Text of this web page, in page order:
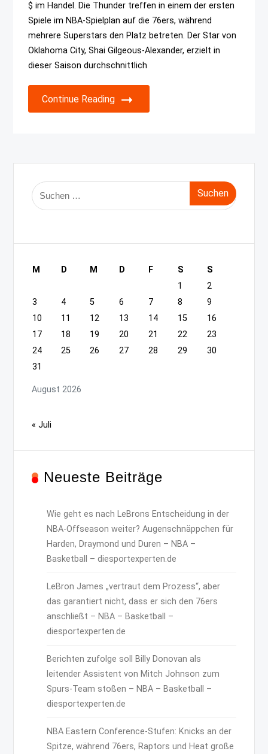
$ im Handel. Die Thunder treffen in einem der ersten
Spiele im NBA-Spielplan auf die 76ers, während
mehrere Superstars den Platz betreten. Der Star von
Oklahoma City, Shai Gilgeous-Alexander, erzielt in
dieser Saison durchschnittlich
Continue Reading
Suche
nach:
August 2026
M D M D F S
S
1
2
3
4 5 6 7 8
9
10
11 12 13 14 15
16
17
18 19 20 21 22
23
24
25 26 27 28 29
30
31
« Juli
Neueste Beiträge
Wie geht es nach LeBrons Entscheidung in der
NBA-Offseason weiter? Augenschnäppchen für
Harden, Draymond und Duren – NBA –
Basketball – diesportexperten.de
LeBron James „vertraut dem Prozess“, aber
das garantiert nicht, dass er sich den 76ers
anschließt – NBA – Basketball –
diesportexperten.de
Berichten zufolge soll Billy Donovan als
leitender Assistent von Mitch Johnson zum
Spurs-Team stoßen – NBA – Basketball –
diesportexperten.de
NBA Eastern Conference-Stufen: Knicks an der
Spitze, während 76ers, Raptors und Heat große